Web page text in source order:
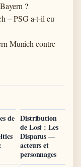
?
– PSG a-t-il eu
Munich contre
de Distribution
de Lost : Les
Disparus —
acteurs et
personnages